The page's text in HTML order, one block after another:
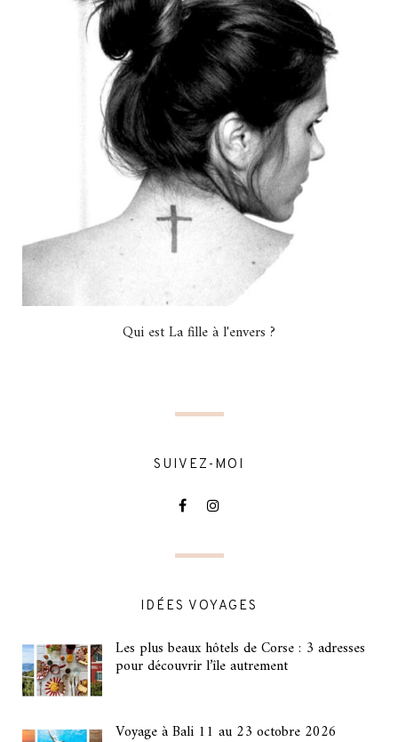
Qui est La fille à l'envers ?
SUIVEZ-MOI
IDÉES VOYAGES
Les plus beaux hôtels de Corse : 3 adresses
pour découvrir l’île autrement
Voyage à Bali 11 au 23 octobre 2026